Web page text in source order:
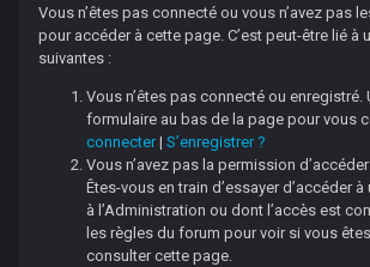
Vous n’êtes pas connecté ou vous n’avez pas
pour accéder à cette page. C’est peut-être lié à
suivantes :
Vous n’êtes pas connecté ou enregistré.
formulaire au bas de la page pour vous
connecter|S’enregistrer ?
Vous n’avez pas la permission
Êtes-vous en train d’essayer d’accéder
à l’Administration ou dont l’accès est
les règles du forum pour voir si vous
consulter cette page.